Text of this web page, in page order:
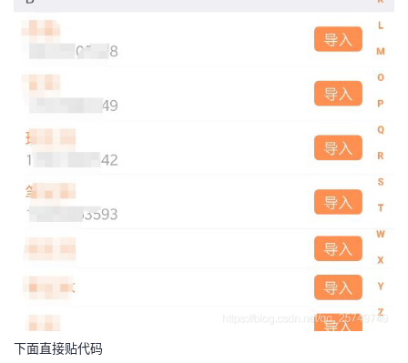
博
客
的
论
我
的
子
我
直
的
动
我
关
注
我
的
开
发
我
的
Programs
我
的
下面直接贴代码